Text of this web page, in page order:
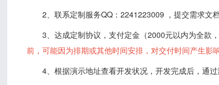
2、联系定制服务QQ：2241223009 ，提交需求文
3、达成定制协议，支付定金（2000元以内为全款
前，可能因为排期或其他时间安排，对交付时间产生影
4、根据演示地址查看开发状况，开发完成后，通